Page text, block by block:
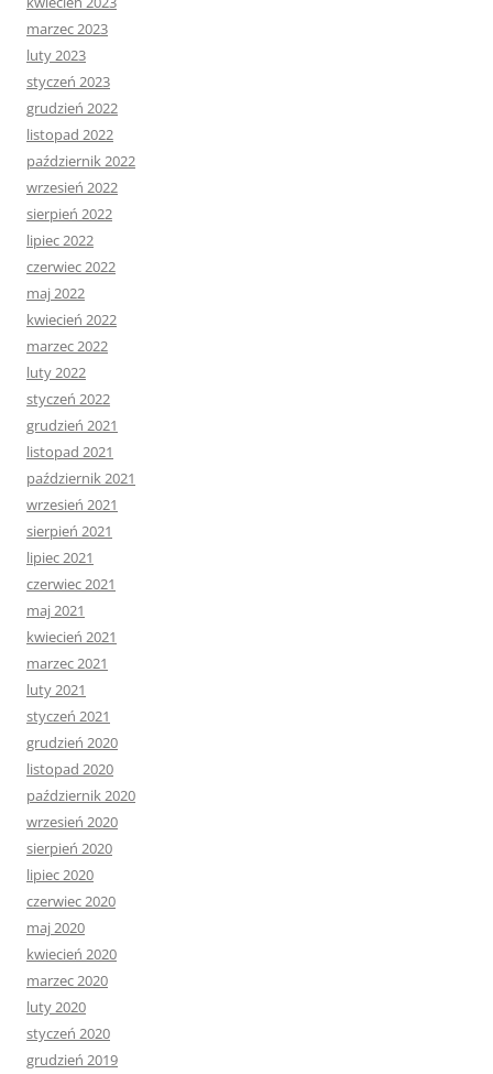
marzec 2023
luty 2023
styczeń 2023
grudzień 2022
listopad 2022
październik 2022
wrzesień 2022
sierpień 2022
lipiec 2022
czerwiec 2022
maj 2022
kwiecień 2022
marzec 2022
luty 2022
styczeń 2022
grudzień 2021
listopad 2021
październik 2021
wrzesień 2021
sierpień 2021
lipiec 2021
czerwiec 2021
maj 2021
kwiecień 2021
marzec 2021
luty 2021
styczeń 2021
grudzień 2020
listopad 2020
październik 2020
wrzesień 2020
sierpień 2020
lipiec 2020
czerwiec 2020
maj 2020
kwiecień 2020
marzec 2020
luty 2020
styczeń 2020
grudzień 2019